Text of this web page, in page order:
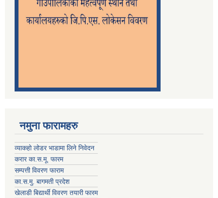
नमुना फारामहरु
व्याकहो लोडर भाडामा लिने निवेदन
करार का.स.मू. फारम
सम्पत्ती विवरण फाराम
का.स.मु. बागमती प्रदेश
खेलाडी बिद्यार्थी विवरण तयारी फारम